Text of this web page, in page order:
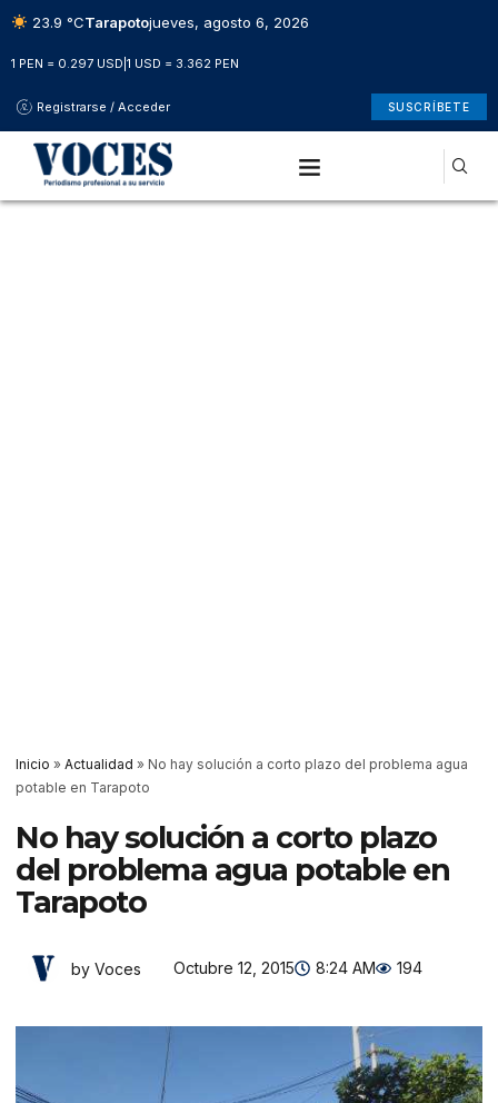
23.9 °CTarapotojueves, agosto 6, 2026
1 PEN = 0.297 USD 1 USD = 3.362 PEN
Registrarse / Acceder SUSCRÍBETE
Inicio » Actualidad » No hay solución a corto plazo del problema agua
potable en Tarapoto
No hay solución a corto plazo
del problema agua potable en
Tarapoto
by Voces Octubre 12, 2015 8:24 AM 194